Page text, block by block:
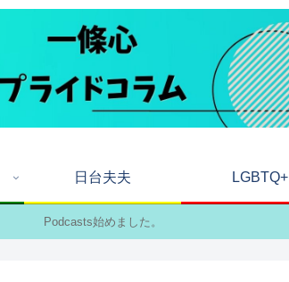
日台夫夫 LGBTQ+
Podcasts始めました。